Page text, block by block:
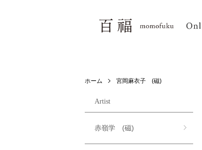
ホーム 宮岡麻衣子 (磁)
Artist
赤嶺学 (磁)